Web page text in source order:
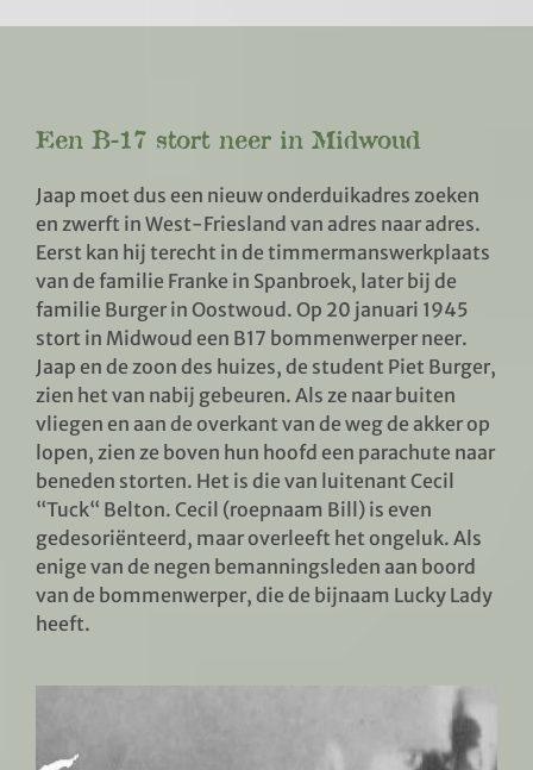
Een B-17 stort neer in Midwoud
Jaap moet dus een nieuw onderduikadres zoeken
en zwerft in West-Friesland van adres naar adres.
Eerst kan hij terecht in de timmermanswerkplaats
van de familie Franke in Spanbroek, later bij de
familie Burger in Oostwoud. Op 20 januari 1945
stort in Midwoud een B17 bommenwerper neer.
Jaap en de zoon des huizes, de student Piet Burger,
zien het van nabij gebeuren. Als ze naar buiten
vliegen en aan de overkant van de weg de akker op
lopen, zien ze boven hun hoofd een parachute naar
beneden storten. Het is die van luitenant Cecil
“Tuck“ Belton. Cecil (roepnaam Bill) is even
gedesoriënteerd, maar overleeft het ongeluk. Als
enige van de negen bemanningsleden aan boord
van de bommenwerper, die de bijnaam Lucky Lady
heeft.